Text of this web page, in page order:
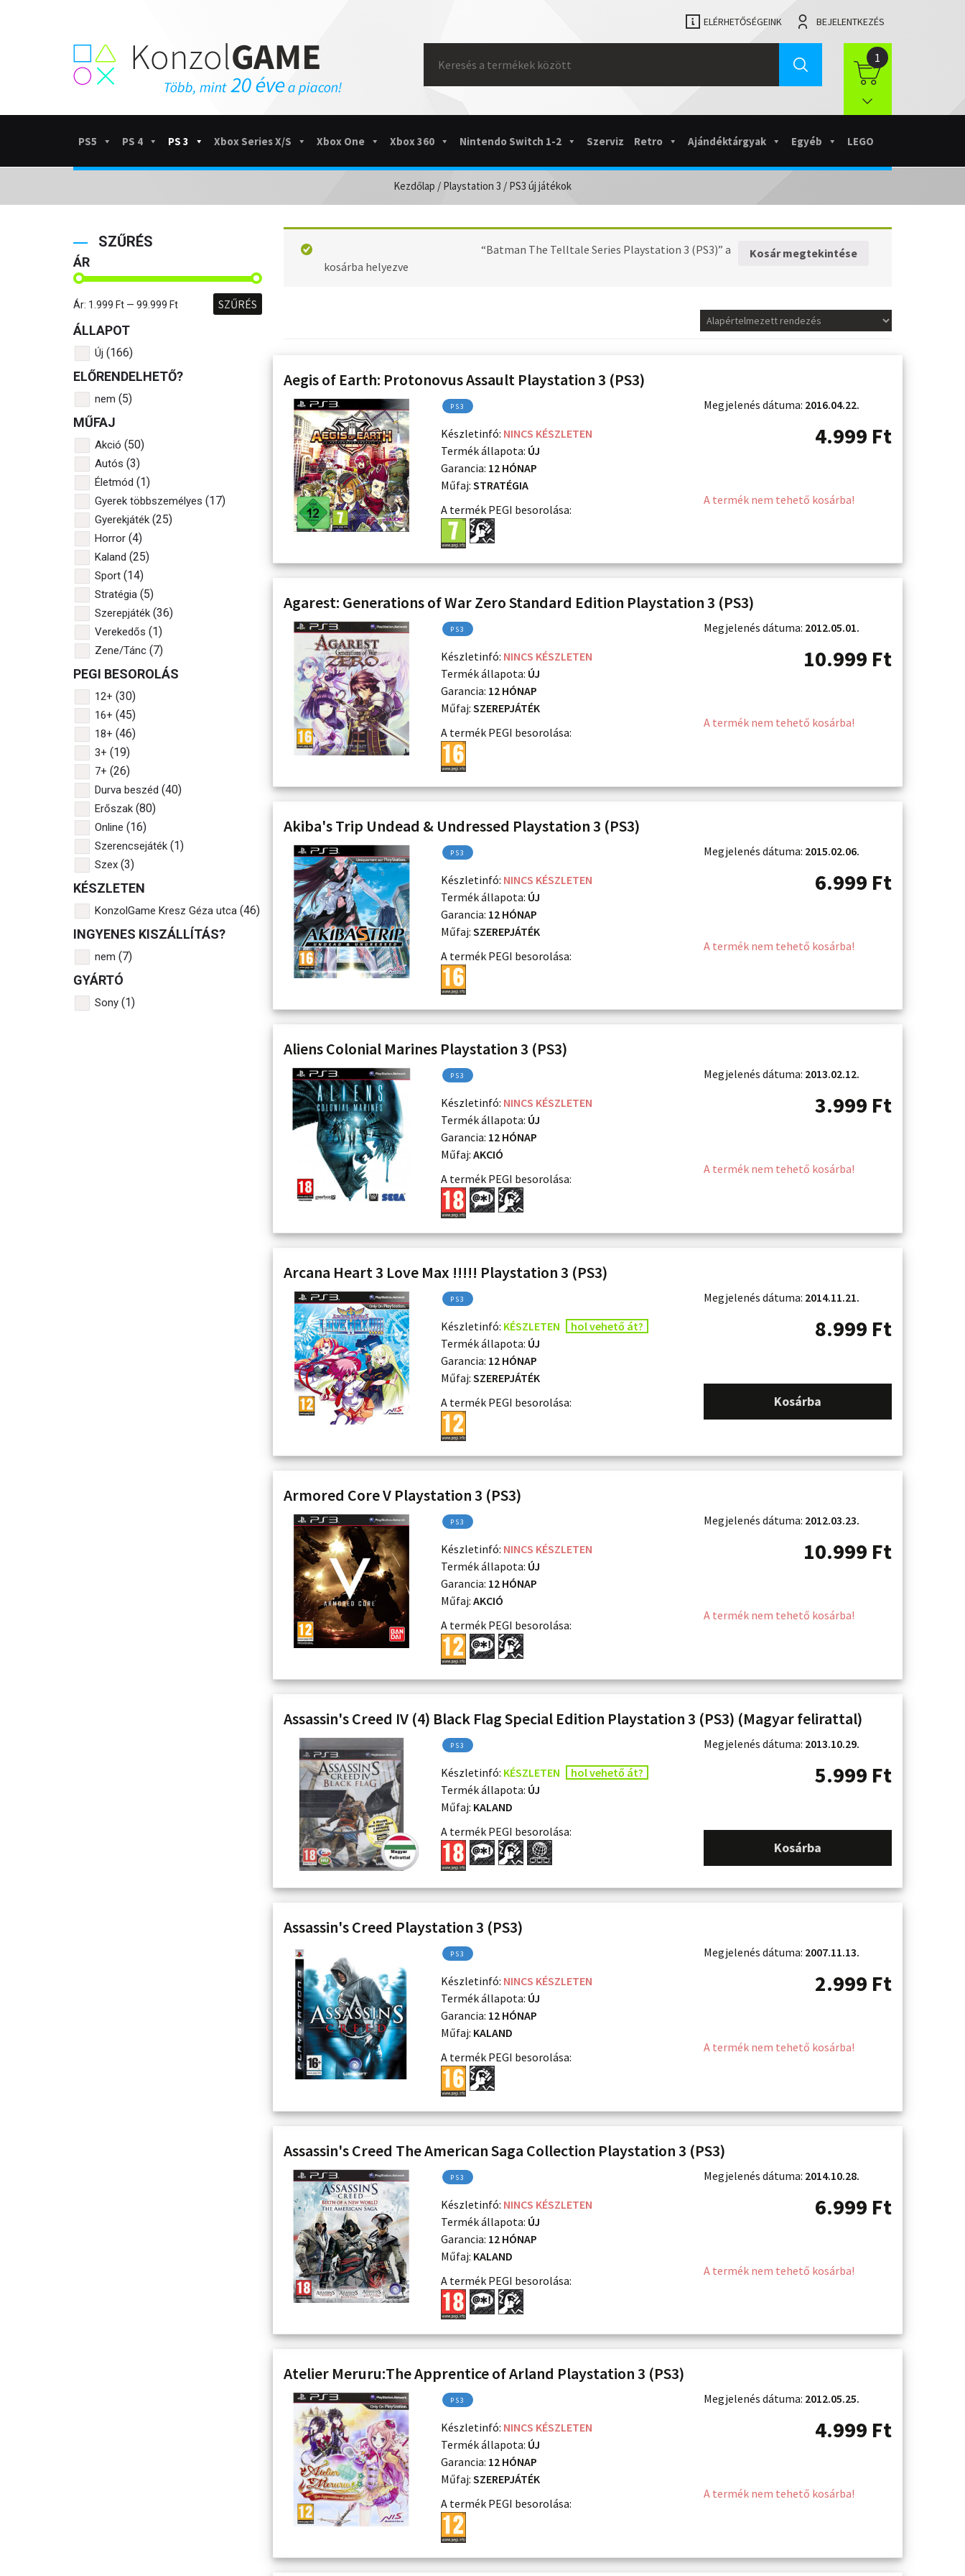
ELÉRHETŐSÉGEINK BEJELENTKEZÉS
for:
1
PS5 PS 4 PS 3 Xbox Series X/S Xbox One Xbox 360 Nintendo Switch 1-2 Szerviz Retro Ajándéktárgyak Egyéb LEGO
Kezdőlap / Playstation 3 / PS3 új játékok
SZŰRÉS
ÁR
SZŰRÉS
Ár: 1.999 Ft — 99.999 Ft
ÁLLAPOT
Új (166)
ELŐRENDELHETŐ?
nem (5)
MŰFAJ
Akció (50)
Autós (3)
Életmód (1)
Gyerek többszemélyes (17)
Gyerekjáték (25)
Horror (4)
Kaland (25)
Sport (14)
Stratégia (5)
Szerepjáték (36)
Verekedős (1)
Zene/Tánc (7)
PEGI BESOROLÁS
12+ (30)
16+ (45)
18+ (46)
3+ (19)
7+ (26)
Durva beszéd (40)
Erőszak (80)
Online (16)
Szerencsejáték (1)
Szex (3)
KÉSZLETEN
KonzolGame Kresz Géza utca (46)
INGYENES KISZÁLLÍTÁS?
nem (7)
GYÁRTÓ
Sony (1)
Kosár megtekintése
“Batman The Telltale Series Playstation 3 (PS3)” a
kosárba helyezve
Aegis of Earth: Protonovus Assault Playstation 3 (PS3)
PS3
Készletinfó: NINCS KÉSZLETEN
Termék állapota: ÚJ
Garancia: 12 HÓNAP
Műfaj: STRATÉGIA
A termék PEGI besorolása:
Megjelenés dátuma: 2016.04.22.
4.999 Ft
A termék nem tehető kosárba!
Agarest: Generations of War Zero Standard Edition Playstation 3 (PS3)
PS3
Készletinfó: NINCS KÉSZLETEN
Termék állapota: ÚJ
Garancia: 12 HÓNAP
Műfaj: SZEREPJÁTÉK
A termék PEGI besorolása:
Megjelenés dátuma: 2012.05.01.
10.999 Ft
A termék nem tehető kosárba!
Akiba's Trip Undead & Undressed Playstation 3 (PS3)
PS3
Készletinfó: NINCS KÉSZLETEN
Termék állapota: ÚJ
Garancia: 12 HÓNAP
Műfaj: SZEREPJÁTÉK
A termék PEGI besorolása:
Megjelenés dátuma: 2015.02.06.
6.999 Ft
A termék nem tehető kosárba!
Aliens Colonial Marines Playstation 3 (PS3)
PS3
Készletinfó: NINCS KÉSZLETEN
Termék állapota: ÚJ
Garancia: 12 HÓNAP
Műfaj: AKCIÓ
A termék PEGI besorolása:
Megjelenés dátuma: 2013.02.12.
3.999 Ft
A termék nem tehető kosárba!
Arcana Heart 3 Love Max !!!!! Playstation 3 (PS3)
PS3
Készletinfó: KÉSZLETEN
hol vehető át?
Termék állapota: ÚJ
Garancia: 12 HÓNAP
Műfaj: SZEREPJÁTÉK
A termék PEGI besorolása:
Megjelenés dátuma: 2014.11.21.
8.999 Ft
Kosárba
Armored Core V Playstation 3 (PS3)
PS3
Készletinfó: NINCS KÉSZLETEN
Termék állapota: ÚJ
Garancia: 12 HÓNAP
Műfaj: AKCIÓ
A termék PEGI besorolása:
Megjelenés dátuma: 2012.03.23.
10.999 Ft
A termék nem tehető kosárba!
Assassin's Creed IV (4) Black Flag Special Edition Playstation 3 (PS3) (Magyar felirattal)
PS3
Készletinfó: KÉSZLETEN
hol vehető át?
Termék állapota: ÚJ
Műfaj: KALAND
A termék PEGI besorolása:
Megjelenés dátuma: 2013.10.29.
5.999 Ft
Kosárba
Assassin's Creed Playstation 3 (PS3)
PS3
Készletinfó: NINCS KÉSZLETEN
Termék állapota: ÚJ
Garancia: 12 HÓNAP
Műfaj: KALAND
A termék PEGI besorolása:
Megjelenés dátuma: 2007.11.13.
2.999 Ft
A termék nem tehető kosárba!
Assassin's Creed The American Saga Collection Playstation 3 (PS3)
PS3
Készletinfó: NINCS KÉSZLETEN
Termék állapota: ÚJ
Garancia: 12 HÓNAP
Műfaj: KALAND
A termék PEGI besorolása:
Megjelenés dátuma: 2014.10.28.
6.999 Ft
A termék nem tehető kosárba!
Atelier Meruru:The Apprentice of Arland Playstation 3 (PS3)
PS3
Készletinfó: NINCS KÉSZLETEN
Termék állapota: ÚJ
Garancia: 12 HÓNAP
Műfaj: SZEREPJÁTÉK
A termék PEGI besorolása:
Megjelenés dátuma: 2012.05.25.
4.999 Ft
A termék nem tehető kosárba!